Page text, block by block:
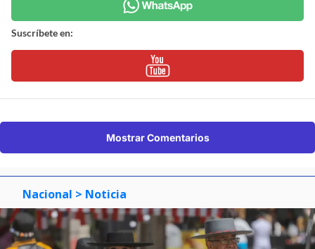
Suscríbete en:
Mostrar Comentarios
Nacional > Noticia